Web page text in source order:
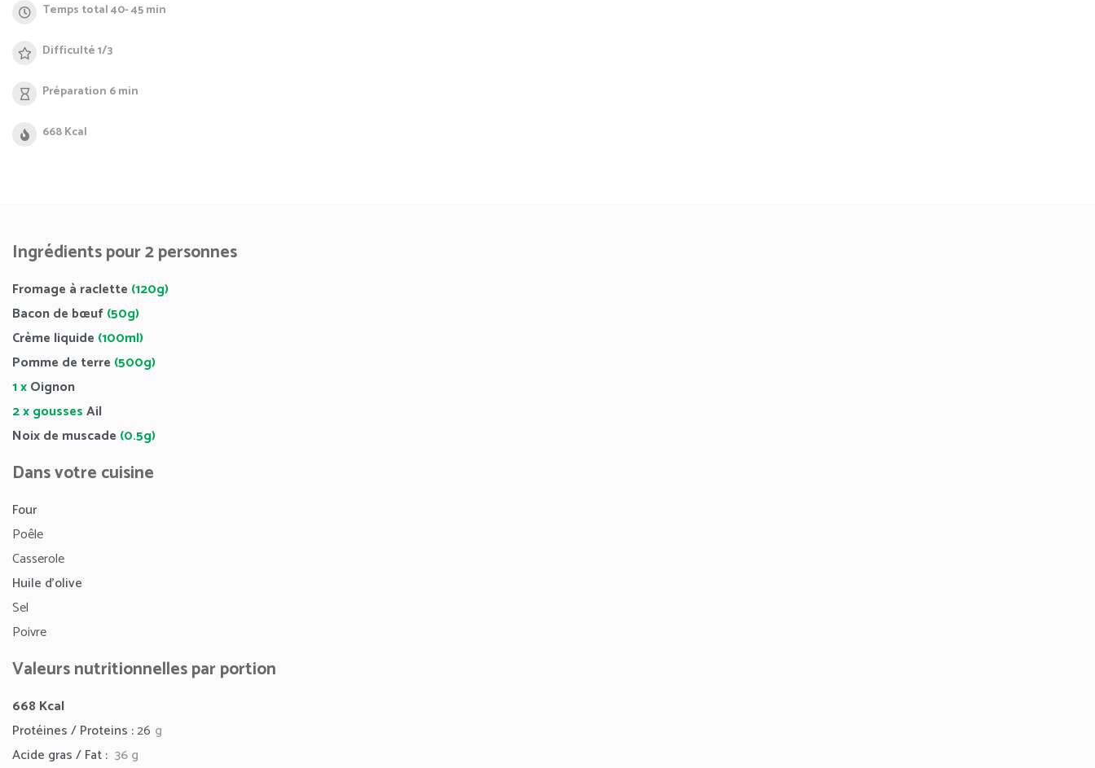
Temps total 40- 45 min
Difficulté 1/3
Préparation 6 min
668 Kcal
Ingrédients pour 2 personnes
Fromage à raclette (120g)
Bacon de bœuf(50g)
Crème liquide (100ml)
Pomme de terre (500g)
1 xOignon
2 x goussesAil
Noix de muscade (0.5g)
Dans votre cuisine
Four
Poêle
Casserole
Huile d’olive
Sel
Poivre
Valeurs nutritionnelles par portion
668 Kcal
Protéines / Proteins :26 g
Acide gras / Fat : 36g